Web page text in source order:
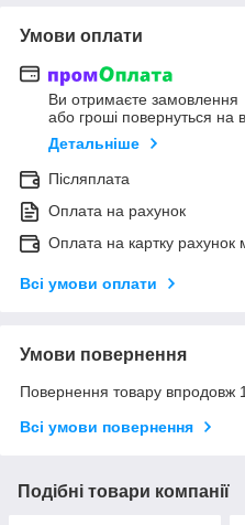
Умови оплати
Ви отримаєте замовлення
або гроші повернуться на
Детальніше
Післяплата
Оплата на рахунок
Оплата на картку рахунок
Всі умови оплати
Умови повернення
Повернення товару впродовж
Всі умови повернення
Подібні товари компанії